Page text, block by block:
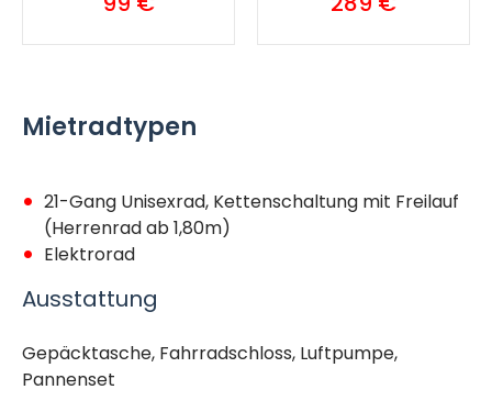
Mietradtypen
21-Gang Unisexrad, Kettenschaltung mit Freilauf
(Herrenrad ab 1,80m)
Elektrorad
Ausstattung
Gepäcktasche, Fahrradschloss, Luftpumpe,
Pannenset